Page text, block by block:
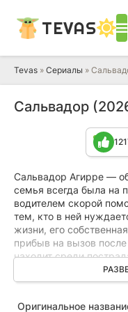
TEVAS
Tevas » Сериалы »
Сальвадор
Сальвадор Агирре —
семья всегда была на
водителем скорой
тем, кто в ней
жизни, его
прибыв на вызов
находит среди
Оказывается,
неонацистской
насилие. Агирре не
Оригинальное